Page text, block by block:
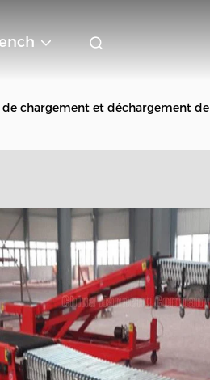
chargement et déchargement